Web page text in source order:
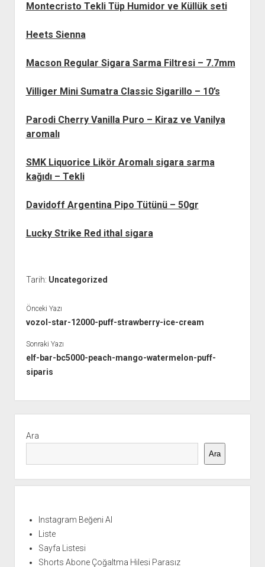
Montecristo Tekli Tüp Humidor ve Küllük seti
Heets Sienna
Macson Regular Sigara Sarma Filtresi – 7.7mm
Villiger Mini Sumatra Classic Sigarillo – 10’s
Parodi Cherry Vanilla Puro – Kiraz ve Vanilya
aromalı
SMK Liquorice Likör Aromalı sigara sarma
kağıdı – Tekli
Davidoff Argentina Pipo Tütünü – 50gr
Lucky Strike Red ithal sigara
Tarih: Uncategorized
Önceki Yazı
vozol-star-12000-puff-strawberry-ice-cream
Sonraki Yazı
elf-bar-bc5000-peach-mango-watermelon-puff-
siparis
Menü
Ara
Ara
Instagram Beğeni Al
Liste
Sayfa Listesi
Shorts Abone Çoğaltma Hilesi Parasız